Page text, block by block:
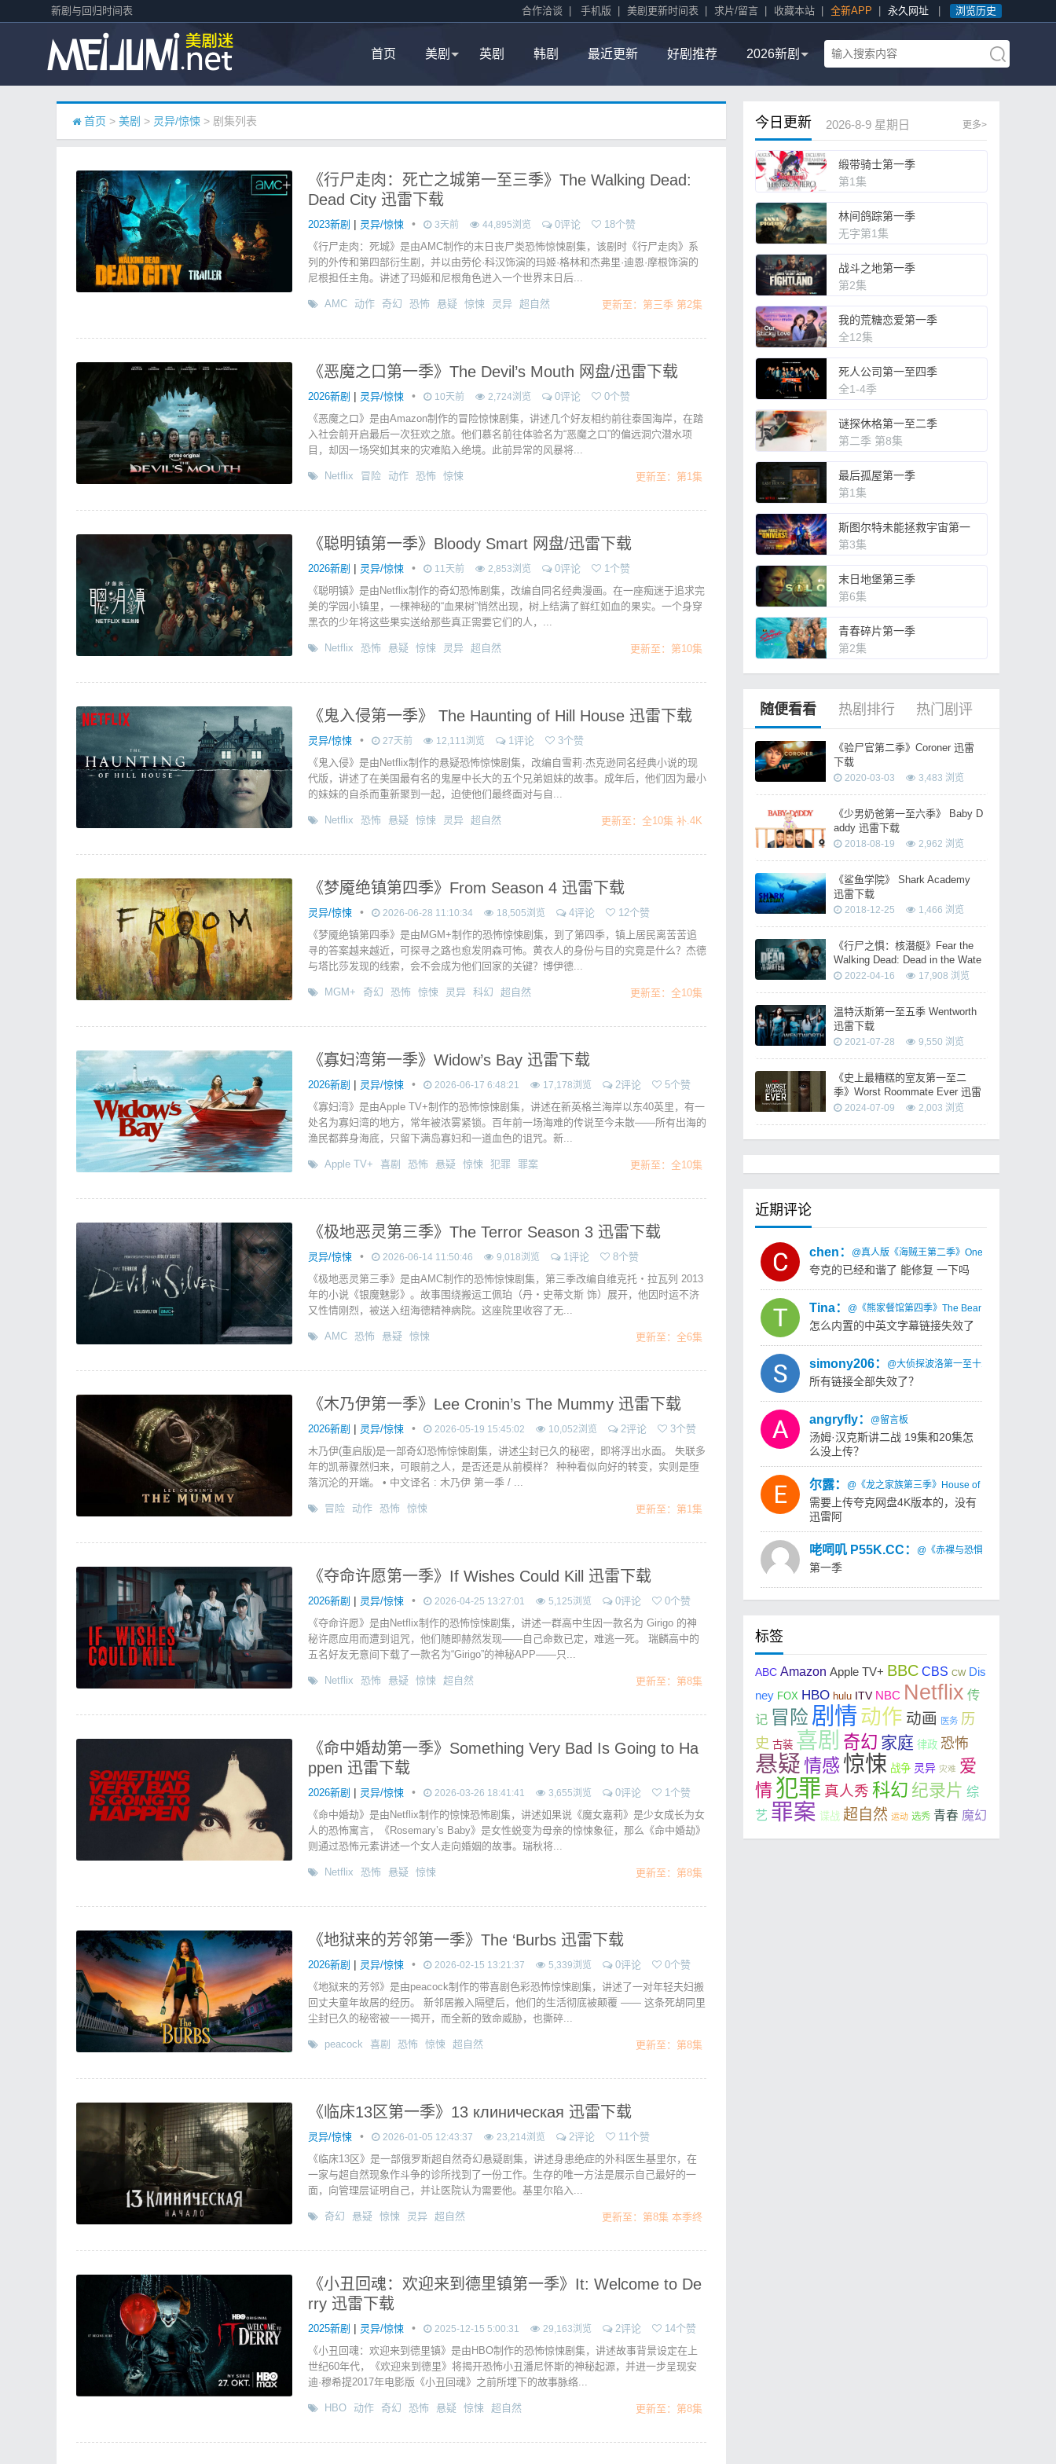
新剧与回归时间表 合作洽谈 手机版 美剧更新时间表 求片/留言| 收藏本站| 全新APP 永久网址| 浏览历史
首页 美剧 英剧 韩剧 最近更新 好剧推荐 2026新剧
首页 > 美剧 > 灵异/惊悚 > 剧集列表
《行尸走肉：死亡之城第一至三季》The Walking Dead:
Dead City 迅雷下载
2023新剧 | 灵异/惊悚 • 3天前 44,895浏览 0评论
18个赞
《行尸走肉：死城》是由AMC制作的末日丧尸类恐怖惊悚剧集，该剧时《行尸走肉》系
列的外传和第四部衍生剧，并以由劳伦·科汉饰演的玛姬·格林和杰弗里·迪恩·摩根饰演的
尼根担任主角。讲述了玛姬和尼根角色进入一个世界末日后...
AMC 动作 奇幻 恐怖 悬疑 惊悚 灵异 超自然 更新至：第三季 第2集
《恶魔之口第一季》The Devil’s Mouth 网盘/迅雷下载
2026新剧 | 灵异/惊悚 • 10天前 2,724浏览 0评论
0个赞
《恶魔之口》是由Amazon制作的冒险惊悚剧集，讲述几个好友相约前往泰国海岸，在踏
入社会前开启最后一次狂欢之旅。他们慕名前往体验名为“恶魔之口”的偏远洞穴潜水项
目，却因一场突如其来的灾难陷入绝境。此前异常的风暴将...
Netflix 冒险 动作 恐怖 惊悚 更新至：第1集
《聪明镇第一季》Bloody Smart 网盘/迅雷下载
2026新剧 | 灵异/惊悚 • 11天前 2,853浏览 0评论
1个赞
《聪明镇》是由Netflix制作的奇幻恐怖剧集，改编自同名经典漫画。在一座痴迷于追求完
美的学园小镇里，一棵神秘的“血果树”悄然出现，树上结满了鲜红如血的果实。一个身穿
黑衣的少年将这些果实送给那些真正需要它们的人，...
Netflix 恐怖 悬疑 惊悚 灵异 超自然 更新至：第10集
《鬼入侵第一季》 The Haunting of Hill House 迅雷下载
灵异/惊悚 • 27天前 12,111浏览 1评论
3个赞
《鬼入侵》是由Netflix制作的悬疑恐怖惊悚剧集，改编自雪莉·杰克逊同名经典小说的现
代版，讲述了在美国最有名的鬼屋中长大的五个兄弟姐妹的故事。成年后，他们因为最小
的妹妹的自杀而重新聚到一起，迫使他们最终面对与自...
Netflix 恐怖 悬疑 惊悚 灵异 超自然 更新至：全10集 补.4K
《梦魇绝镇第四季》From Season 4 迅雷下载
灵异/惊悚 • 2026-06-28 11:10:34 18,505浏览 4评论
12个赞
《梦魇绝镇第四季》是由MGM+制作的恐怖惊悚剧集，到了第四季，镇上居民离苦苦追
寻的答案越来越近，可探寻之路也愈发阴森可怖。黄衣人的身份与目的究竟是什么？杰德
与塔比莎发现的线索，会不会成为他们回家的关键？博伊德...
MGM+ 奇幻 恐怖 惊悚 灵异 科幻 超自然 更新至：全10集
《寡妇湾第一季》Widow’s Bay 迅雷下载
2026新剧 | 灵异/惊悚 • 2026-06-17 6:48:21 17,178浏览 2评论
5个赞
《寡妇湾》是由Apple TV+制作的恐怖惊悚剧集，讲述在新英格兰海岸以东40英里，有一
处名为寡妇湾的地方，常年被浓雾紧锁。百年前一场海难的传说至今未散——所有出海的
渔民都葬身海底，只留下满岛寡妇和一道血色的诅咒。新...
Apple TV+ 喜剧 恐怖 悬疑 惊悚 犯罪 罪案 更新至：全10集
《极地恶灵第三季》The Terror Season 3 迅雷下载
灵异/惊悚 • 2026-06-14 11:50:46 9,018浏览 1评论
8个赞
《极地恶灵第三季》是由AMC制作的恐怖惊悚剧集，第三季改编自维克托・拉瓦列 2013
年的小说《银魔魅影》。故事围绕搬运工佩珀（丹・史蒂文斯 饰）展开，他因时运不济
又性情刚烈，被送入纽海德精神病院。这座院里收容了无...
AMC 恐怖 悬疑 惊悚 更新至：全6集
《木乃伊第一季》Lee Cronin’s The Mummy 迅雷下载
2026新剧 | 灵异/惊悚 • 2026-05-19 15:45:02 10,052浏览 2评论
3个赞
木乃伊(重启版)是一部奇幻恐怖惊悚剧集，讲述尘封已久的秘密，即将浮出水面。 失联多
年的凯蒂骤然归来，可眼前之人，是否还是从前模样？ 种种看似向好的转变，实则是堕
落沉沦的开端。 • 中文译名 : 木乃伊 第一季 / ...
冒险 动作 恐怖 惊悚 更新至：第1集
《夺命许愿第一季》If Wishes Could Kill 迅雷下载
2026新剧 | 灵异/惊悚 • 2026-04-25 13:27:01 5,125浏览 0评论
0个赞
《夺命许愿》是由Netflix制作的恐怖惊悚剧集，讲述一群高中生因一款名为 Girigo 的神
秘许愿应用而遭到诅咒，他们随即赫然发现——自己命数已定，难逃一死。 瑞麟高中的
五名好友无意间下载了一款名为“Girigo”的神秘APP——只...
Netflix 恐怖 悬疑 惊悚 超自然 更新至：第8集
《命中婚劫第一季》Something Very Bad Is Going to Ha
ppen 迅雷下载
2026新剧 | 灵异/惊悚 • 2026-03-26 18:41:41 3,655浏览 0评论
1个赞
《命中婚劫》是由Netflix制作的惊悚恐怖剧集，讲述如果说《魔女嘉莉》是少女成长为女
人的恐怖寓言，《Rosemary’s Baby》是女性蜕变为母亲的惊悚象征，那么《命中婚劫》
则通过恐怖元素讲述一个女人走向婚姻的故事。瑞秋将...
Netflix 恐怖 悬疑 惊悚 更新至：第8集
《地狱来的芳邻第一季》The ‘Burbs 迅雷下载
2026新剧 | 灵异/惊悚 • 2026-02-15 13:21:37 5,339浏览 0评论
0个赞
《地狱来的芳邻》是由peacock制作的带喜剧色彩恐怖惊悚剧集，讲述了一对年轻夫妇搬
回丈夫童年故居的经历。 新邻居搬入隔壁后，他们的生活彻底被颠覆 —— 这条死胡同里
尘封已久的秘密被一一揭开，而全新的致命威胁，也撕碎...
peacock 喜剧 恐怖 惊悚 超自然 更新至：第8集
《临床13区第一季》13 клиническая 迅雷下载
灵异/惊悚 • 2026-01-05 12:43:37 23,214浏览 2评论
11个赞
《临床13区》是一部俄罗斯超自然奇幻悬疑剧集，讲述身患绝症的外科医生基里尔，在
一家与超自然现象作斗争的诊所找到了一份工作。生存的唯一方法是展示自己最好的一
面，向管理层证明自己，并让医院认为需要他。基里尔陷入...
奇幻 悬疑 惊悚 灵异 超自然 更新至：第8集 本季终
《小丑回魂：欢迎来到德里镇第一季》It: Welcome to De
rry 迅雷下载
2025新剧 | 灵异/惊悚 • 2025-12-15 5:00:31 29,163浏览 2评论
14个赞
《小丑回魂：欢迎来到德里镇》是由HBO制作的恐怖惊悚剧集，讲述故事背景设定在上
世纪60年代，《欢迎来到德里》将揭开恐怖小丑潘尼怀斯的神秘起源，并进一步呈现安
迪·穆希提2017年电影版《小丑回魂》之前所埋下的故事脉络...
HBO 动作 奇幻 恐怖 悬疑 惊悚 超自然 更新至：第8集
今日更新 2026-8-9 星期日 更多>
缎带骑士第一季
第1集
林间鸽踪第一季
无字第1集
战斗之地第一季
第2集
我的荒糖恋爱第一季
全12集
死人公司第一至四季
全1-4季
谜探休格第一至二季
第二季 第8集
最后孤屋第一季
第1集
斯图尔特未能拯救宇宙第一
季
第3集
末日地堡第三季
第6集
青春碎片第一季
第2集
随便看看 热剧排行 热门剧评
《验尸官第二季》Coroner 迅雷
下载
2020-03-03 3,483 浏览
《少男奶爸第一至六季》 Baby D
addy 迅雷下载
2018-08-19 2,962 浏览
《鲨鱼学院》 Shark Academy
迅雷下载
2018-12-25 1,466 浏览
《行尸之惧：核潜艇》Fear the
Walking Dead: Dead in the Wate
r 迅雷下载
2022-04-16 17,908 浏览
温特沃斯第一至五季 Wentworth
迅雷下载
2021-07-28 9,550 浏览
《史上最糟糕的室友第一至二
季》Worst Roommate Ever 迅雷
下载2024-07-09 2,003 浏览
近期评论
chen： @真人版《海贼王第二季》One Piece Season 2
夸克的已经和谐了 能修复 一下吗
Tina： @《熊家餐馆第四季》The Bear Season 4 迅雷
怎么内置的中英文字幕链接失效了
simony206： @大侦探波洛第一至十三季 Agatha
所有链接全部失效了？
angryfly： @留言板
汤姆·汉克斯讲二战 19集和20集怎
么没上传？
尔露： @《龙之家族第三季》House of the Dragon
需要上传夸克网盘4K版本的，没有
迅雷阿
咾呞叽 P55K.CC： @《赤裸与恐惧：荒岛求生第一
第一季
标签
ABC Amazon Apple TV+ BBC CBS CW Dis
ney FOX HBO hulu ITV NBC Netflix 传
记 冒险 剧情 动作 动画 医务 历
史 古装 喜剧 奇幻 家庭 律政 恐怖
悬疑情感惊悚 战争 灵异 灾难 爱
情 犯罪 真人秀 科幻 纪录片 综
艺 罪案 谍战 超自然 运动 选秀 青春 魔幻